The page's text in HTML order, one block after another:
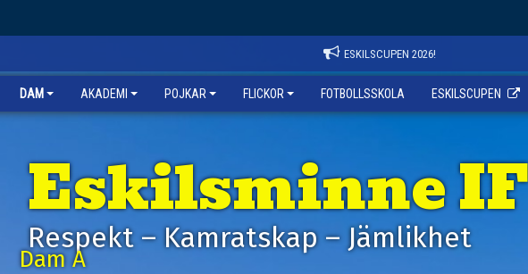
ESKILSCUPEN 2026!
DAM AKADEMI POJKAR FLICKOR FOTBOLLSSKOLA ESKILSCUPEN
Eskilsminne IF
Respekt – Kamratskap – Jämlikhet
Dam A